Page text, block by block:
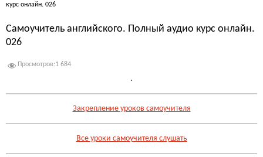
курс онлайн. 026
Самоучитель английского. Полный аудио курс онлайн.
026
Просмотров:1 684
.
Закрепление уроков самоучителя
Все уроки самоучителя слушать